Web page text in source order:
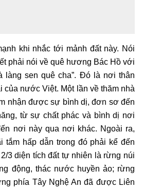
khi nhắc tới mảnh đất này. Nói
phải nói về quê hương Bác Hồ với
làng sen quê cha”. Đó là nơi thân
của nước Việt. Một lần về thăm nhà
nhận được sự bình dị, đơn sơ đến
từ sự chất phác và bình dị nơi
nơi này qua nơi khác. Ngoài ra,
tắm hấp dẫn trong đó phải kể đến
3 diện tích đất tự nhiên là rừng núi
động, thác nước huyền ảo; rừng
phía Tây Nghệ An đã được Liên